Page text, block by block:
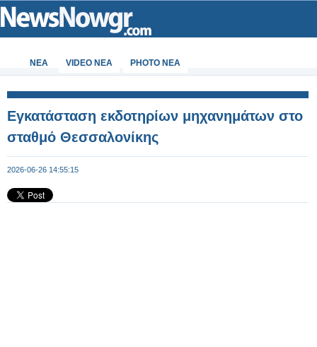
ΝΕΑ VIDEO NEA PHOTO NEA
Εγκατάσταση εκδοτηρίων μηχανημάτων στο
σταθμό Θεσσαλονίκης
2026-06-26 14:55:15